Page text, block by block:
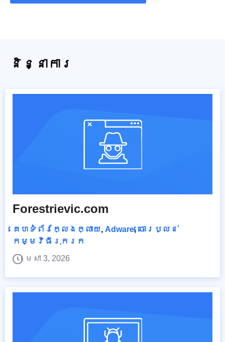
និន្នាការ
Forestrievic.com
គេហទំព័រក្លែងក្លាយ, Adware, ចោរប្លន់
កម្មវិធីរុករក
មេសា 3, 2026